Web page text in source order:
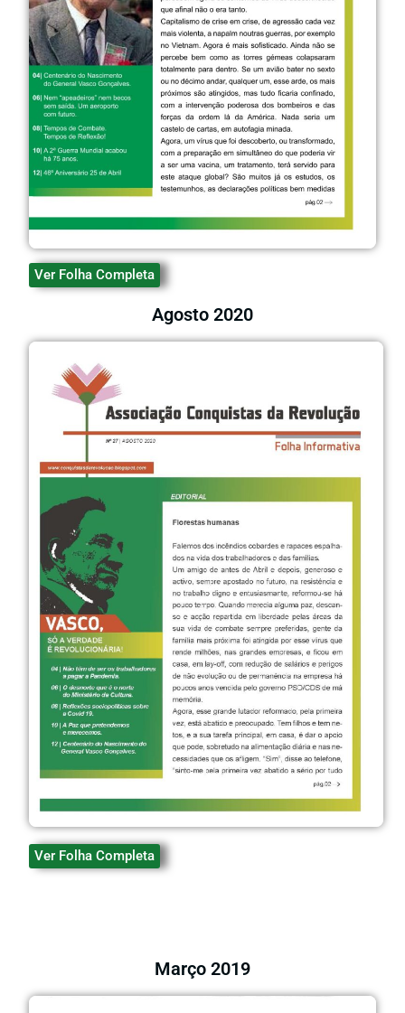
Ver Folha Completa
Agosto 2020
Ver Folha Completa
Março 2019